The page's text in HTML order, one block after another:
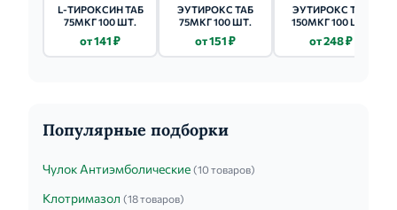
L-ТИРОКСИН ТАБ
75МКГ 100 ШТ.
от 141 ₽
ЭУТИРОКС ТАБ
75МКГ 100 ШТ.
от 151 ₽
ЭУТИРОКС ТАБ
150МКГ 100 ШТ.
от 248 ₽
Популярные подборки
Чулок Антиэмболические (10 товаров)
Клотримазол (18 товаров)